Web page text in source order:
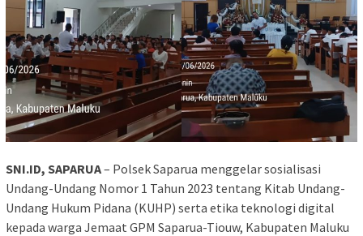
SNI.ID, SAPARUA– Polsek Saparua menggelar sosialisasi
Undang-Undang Nomor 1 Tahun 2023 tentang Kitab Undang-
Undang Hukum Pidana (KUHP) serta etika teknologi digital
kepada warga Jemaat GPM Saparua-Tiouw, Kabupaten Maluku